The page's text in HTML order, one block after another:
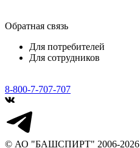
Обратная связь
Для потребителей
Для сотрудников
8-800-7-707-707
© АО "БАШСПИРТ" 2006-2026